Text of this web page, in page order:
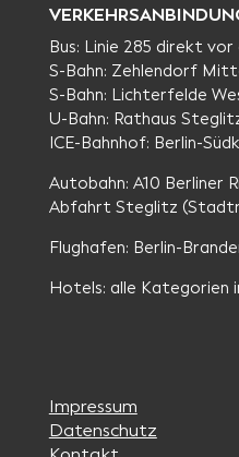
Bus: Linie 285 direkt
S-Bahn: Zehlendorf
S-Bahn: Lichterfelde
U-Bahn: Rathaus
ICE-Bahnhof: Berlin-
Autobahn: A10 Berliner
Abfahrt Steglitz
Flughafen: Berlin-
Hotels: alle Kategorien
Impressum
Datenschutz